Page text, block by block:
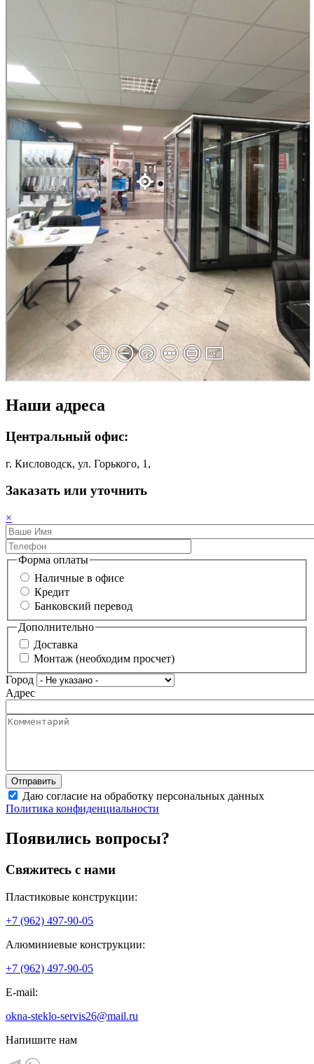
Наши адреса
Центральный офис:
г. Кисловодск, ул. Горького, 1,
Заказать или уточнить
×
Форма оплаты
Наличные в офисе
Кредит
Банковский перевод
Дополнительно
Доставка
Монтаж (необходим просчет)
Город
Адрес
Даю согласие на обработку персональных данных
Политика конфиденциальности
Появились вопросы?
Свяжитесь с нами
Пластиковые конструкции:
+7 (962) 497-90-05
Алюминиевые конструкции:
+7 (962) 497-90-05
E-mail:
okna-steklo-servis26@mail.ru
Напишите нам